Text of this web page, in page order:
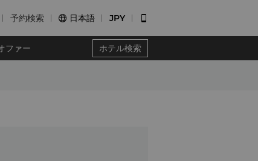
予約検索  日本語 JPY 
ファー ホテル検索